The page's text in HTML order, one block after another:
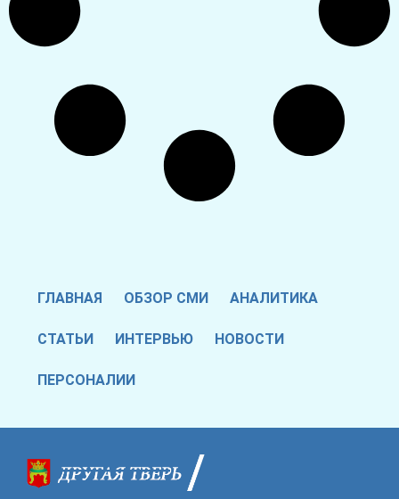
ГЛАВНАЯ ОБЗОР СМИ АНАЛИТИКА
СТАТЬИ ИНТЕРВЬЮ НОВОСТИ
ПЕРСОНАЛИИ